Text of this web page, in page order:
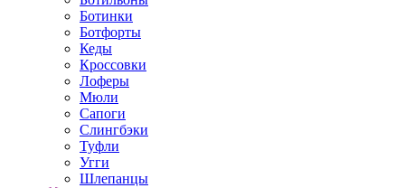
Ботинки
Ботфорты
Кеды
Кроссовки
Лоферы
Мюли
Сапоги
Слингбэки
Туфли
Угги
Шлепанцы